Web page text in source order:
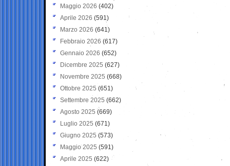
Maggio 2026 (402)
Aprile 2026 (591)
Marzo 2026 (641)
Febbraio 2026 (617)
Gennaio 2026 (652)
Dicembre 2025 (627)
Novembre 2025 (668)
Ottobre 2025 (651)
Settembre 2025 (662)
Agosto 2025 (669)
Luglio 2025 (671)
Giugno 2025 (573)
Maggio 2025 (591)
Aprile 2025 (622)